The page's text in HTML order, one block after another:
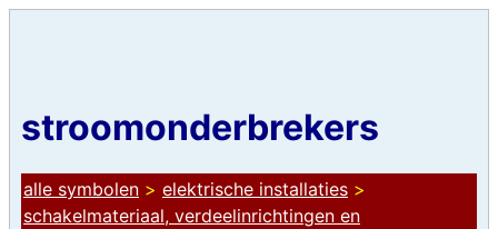
stroomonderbrekers
alle symbolen > elektrische installaties >
schakelmateriaal, verdeelinrichtingen en